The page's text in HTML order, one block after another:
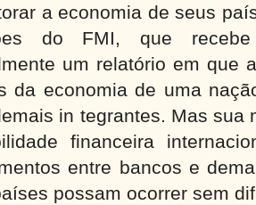
a economia de seus
do FMI, que
um relatório em que
da economia de uma
in tegrantes. Mas sua
financeira
entre bancos e
possam ocorrer sem